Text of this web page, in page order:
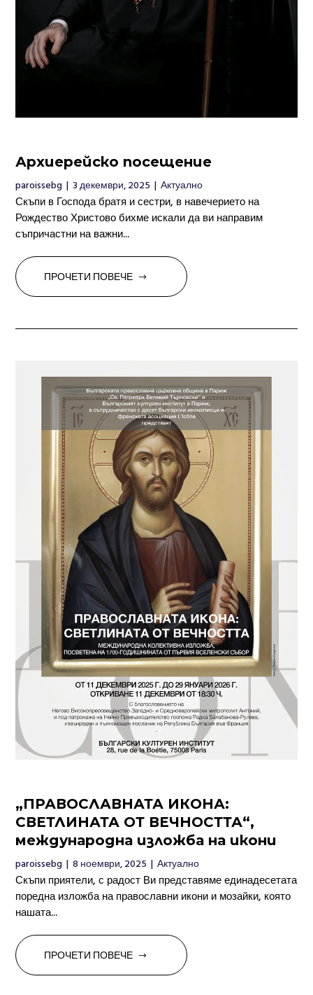
Архиерейско посещение
paroissebg | 3 декември, 2025 | Актуално
Скъпи в Господа братя и сестри, в навечерието на
Рождество Христово бихме искали да ви направим
съпричастни на важни...
ПРОЧЕТИ ПОВЕЧЕ
„ПРАВОСЛАВНАТА ИКОНА:
СВЕТЛИНАТА ОТ ВЕЧНОСТТА“,
международна изложба на икони
paroissebg | 8 ноември, 2025 | Актуално
Скъпи приятели, с радост Ви представяме единадесетата
поредна изложба на православни икони и мозайки, която
нашата...
ПРОЧЕТИ ПОВЕЧЕ